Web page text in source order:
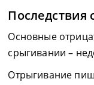
Последствия
Основные
срыгивании –
Отрыгивание